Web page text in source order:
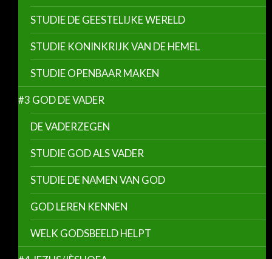
STUDIE DE GEESTELIJKE WERELD
STUDIE KONINKRIJK VAN DE HEMEL
STUDIE OPENBAAR MAKEN
#3 GOD DE VADER
DE VADERZEGEN
STUDIE GOD ALS VADER
STUDIE DE NAMEN VAN GOD
GOD LEREN KENNEN
WELK GODSBEELD HELPT